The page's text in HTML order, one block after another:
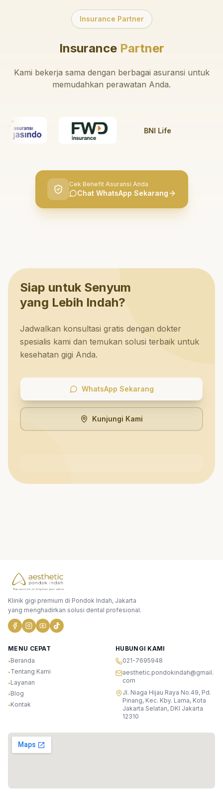
Insurance Partner
InsurancePartner
Kami bekerja sama dengan berbagai asuransi untuk
memudahkan perawatan Anda.
BNI Life
Cek Benefit Asuransi Anda
Chat WhatsApp Sekarang
Siap untuk Senyum
yang Lebih Indah?
Jadwalkan konsultasi gratis dengan dokter
spesialis kami dan temukan solusi terbaik untuk
kesehatan gigi Anda.
WhatsApp Sekarang
Kunjungi Kami
Klinik gigi premium di Pondok Indah, Jakarta
yang menghadirkan solusi dental profesional.
MENU CEPAT
•Beranda
•Tentang Kami
•Layanan
•Blog
•Kontak
HUBUNGI KAMI
021-7695948
aesthetic.pondokindah@gmail.
com
Jl. Niaga Hijau Raya No.49, Pd.
Pinang, Kec. Kby. Lama, Kota
Jakarta Selatan, DKI Jakarta
12310